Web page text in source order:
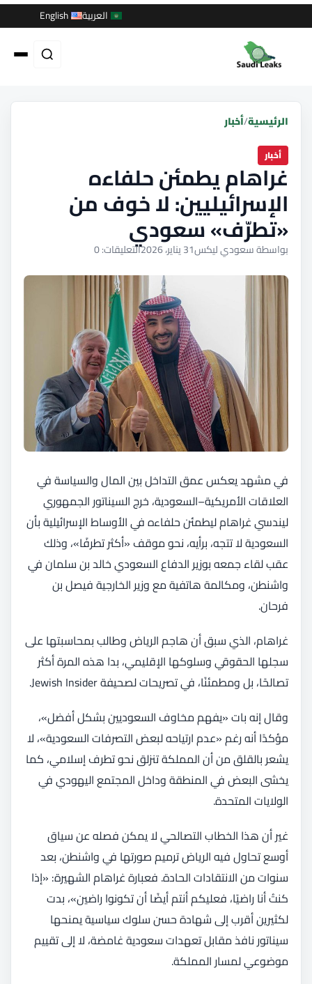
العربية English
الرئيسية/أخبار
أخبار
غراهام يطمئن حلفاءه
الإسرائيليين: لا خوف من
«تطرّف» سعودي
بواسطة سعودي ليكس31 يناير، 2026 التعليقات: 0
في مشهد يعكس عمق التداخل بين المال والسياسة في
العلاقات الأمريكية–السعودية، خرج السيناتور الجمهوري
ليندسي غراهام ليطمئن حلفاءه في الأوساط الإسرائيلية بأن
السعودية لا تتجه، برأيه، نحو موقف «أكثر تطرفًا»، وذلك
عقب لقاء جمعه بوزير الدفاع السعودي خالد بن سلمان في
واشنطن، ومكالمة هاتفية مع وزير الخارجية فيصل بن
فرحان.
غراهام، الذي سبق أن هاجم الرياض وطالب بمحاسبتها على
سجلها الحقوقي وسلوكها الإقليمي، بدا هذه المرة أكثر
تصالحًا، بل ومطمئنًا، في تصريحات لصحيفة Jewish Insider.
وقال إنه بات «يفهم مخاوف السعوديين بشكل أفضل»،
مؤكدًا أنه رغم «عدم ارتياحه لبعض التصرفات السعودية»، لا
يشعر بالقلق من أن المملكة تنزلق نحو تطرف إسلامي، كما
يخشى البعض في المنطقة وداخل المجتمع اليهودي في
الولايات المتحدة.
غير أن هذا الخطاب التصالحي لا يمكن فصله عن سياق
أوسع تحاول فيه الرياض ترميم صورتها في واشنطن، بعد
سنوات من الانتقادات الحادة. فعبارة غراهام الشهيرة: «إذا
كنتُ أنا راضيًا، فعليكم أنتم أيضًا أن تكونوا راضين»، بدت
لكثيرين أقرب إلى شهادة حسن سلوك سياسية يمنحها
سيناتور نافذ مقابل تعهدات سعودية غامضة، لا إلى تقييم
موضوعي لمسار المملكة.